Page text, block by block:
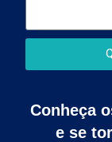
Conheça
e se